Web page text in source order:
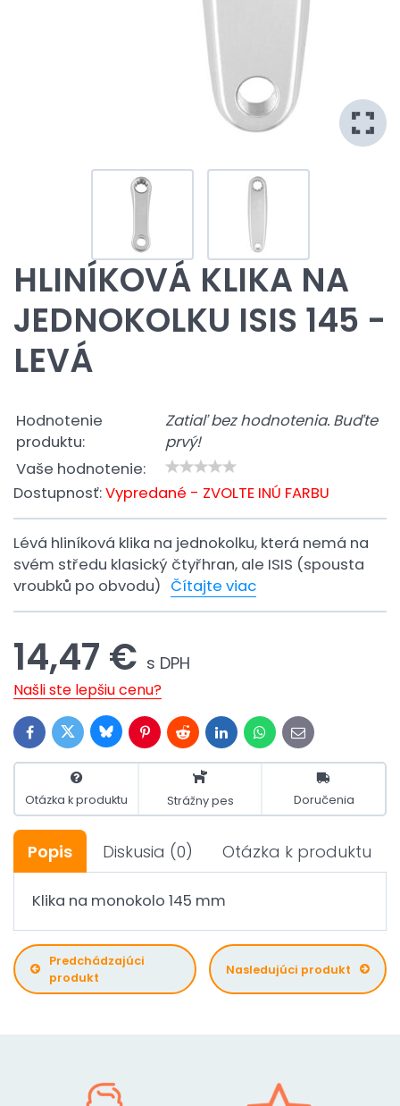
HLINÍKOVÁ KLIKA NA
JEDNOKOLKU ISIS 145 -
LEVÁ
Hodnotenie
produktu:
Zatiaľ bez hodnotenia. Buďte
prvý!
Vaše hodnotenie:
Dostupnosť:Vypredané - ZVOLTE INÚ FARBU
Lévá hliníková klika na jednokolku, která nemá na
svém středu klasický čtyřhran, ale ISIS (spousta
vroubků po obvodu) Čítajte viac
14,47 € s DPH
Našli ste lepšiu cenu?
FacebookTwitterBlueskyPinterestRedditLinkedInWhatsApp
E-
mail
Otázka k produktu Strážny pes Doručenia
Popis Diskusia (0) Otázka k produktu
Klika na monokolo 145 mm
Predchádzajúci
produkt
Nasledujúci produkt